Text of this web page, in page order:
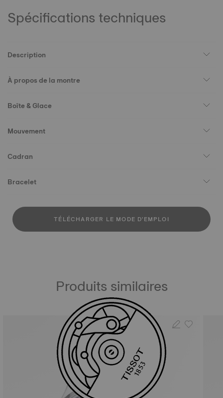
Spécifications techniques
Description
À propos de la montre
Boîte & Glace
Mouvement
Cadran
Bracelet
TÉLÉCHARGER LE MODE D'EMPLOI
Produits similaires